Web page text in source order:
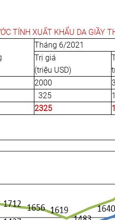
TÍNH XUẤT KHẨU DA GIẦY
Tháng 6/2021
Trị giá
(triệu USD)
2000
325
2325